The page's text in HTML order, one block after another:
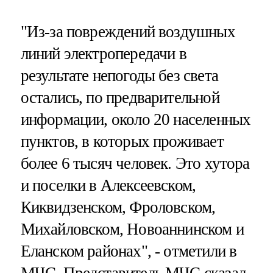
"Из-за повреждений воздушных
линий электропередачи в
результате непогоды без света
остались, по предварительной
информации, около 20 населенных
пунктов, в которых проживает
более 6 тысяч человек. Это хутора
и поселки в Алексеевском,
Киквидзенском, Фроловском,
Михайловском, Новоаннинском и
Еланском районах", - отметили в